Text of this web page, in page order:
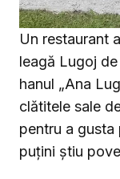
Un restaurant
leagă Lugoj
hanul „Ana
clătitele sale
pentru a gusta
puțini știu